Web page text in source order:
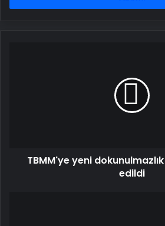
TBMM'ye yeni
edildi